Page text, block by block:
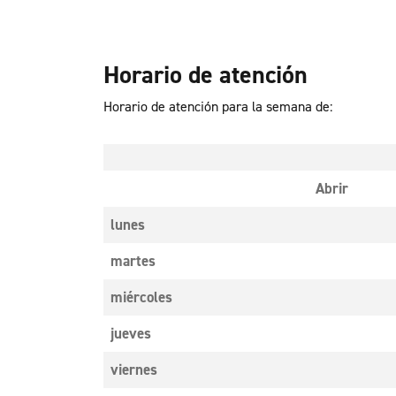
Horario de atención
Horario de atención para la semana de:
Abrir
lunes
martes
miércoles
jueves
viernes